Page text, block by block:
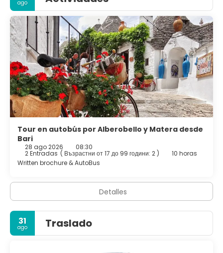
ago
Tour en autobús por Alberobello y Matera desde
Bari
28 ago 2026 08:30
2 Entradas ( Възрастни от 17 до 99 години: 2 )
10 horas
Written brochure & AutoBus
Detalles
31
ago Traslado